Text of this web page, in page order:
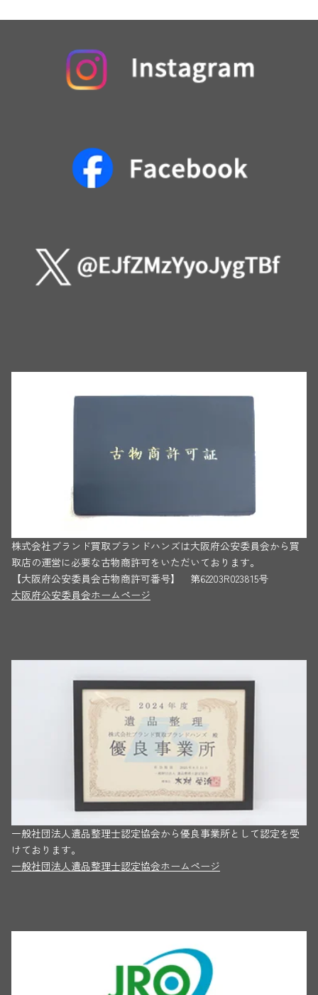
株式会社ブランド買取ブランドハンズは大阪府公安委員会から買
取店の運営に必要な古物商許可をいただいております。
【大阪府公安委員会古物商許可番号】 第62203R023815号
大阪府公安委員会ホームページ
一般社団法人遺品整理士認定協会から優良事業所として認定を受
けております。
一般社団法人遺品整理士認定協会ホームページ